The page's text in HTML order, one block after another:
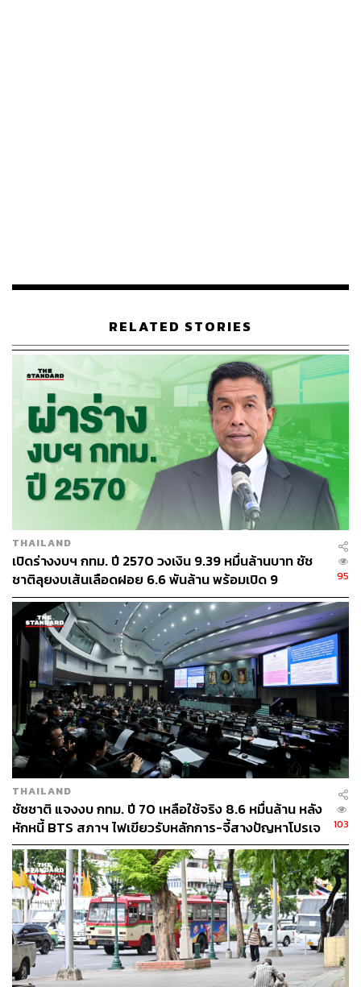
สาธารณูปโภค เช่น มีซอยตันจำนวนมาก มีสัดส่วนพื้นที่เดิน
ต่ำกว่ามาตรฐาน ขาดแคลนพื้นที่การเรียนรู้ สาธารณสุข
ขาดแคลน พื้นที่เปราะบางน้ำท่วมง่าย และมีคลองยาวหลาย
10 กิโลเมตรที่ไม่ถูกใช้ประโยชน์
เพื่อผลักดันให้พระโขนง-บางนากลายเป็นใจกลางเมือง
(Downtown) ทาง UddC ร่วมกับหน่วยงานรัฐ เอกชน และ
ชุมชนทั้ง 79 เขต ได้ลงพื้นที่ ศึกษา และพูดคุยก่อนจะกำหนด
เป็น 11 ทิศทางใหม่ในการพัฒนาพื้นที่ ได้แก่
แผนพัฒนาระดับย่านจากการมีส่วนร่วม
ย่านน่าอยู่ดึงดูดเศรษฐกิจใหม่
ย่านเดินได้เดินดี
พัฒนาพื้นที่สีเขียวขนาดเล็ก
ปรับปรุงอาคารเก่าเป็นพื้นที่เรียนรู้
พัฒนาที่ดินรอการพัฒนาสู่พื้นที่สร้างสรรค์
พัฒนาพื้นที่ริมคลอง
พัฒนาการสัญจรเชื่อม รถ/ราง/เรือ
พัฒนาพื้นที่ทดลองนวัตกรรม
พัฒนาโมเดล ‘จตุรภาคี’
ทดลองจัดทำงบประมาณแบบมีส่วนร่วม
ผศ.ดร.นิรมลยังได้กล่าวเสริมถึงทิศทางใหม่ในการกระจาย
เศรษฐกิจระดับย่านสู่รายย่อย และเน้นย้ำถึงการมีส่วนรวม
ของจตุรภาคี หรือ PPPPs ได้แก่ ภาครัฐส่วนกลาง ภาครัฐ
ท้องถิ่น ภาคเอกชน และภาคประชาชน เพื่อก้าวข้ามการ
ทำงานแบบแยกส่วน
ทางด้านยศพลจาก we!park ได้นำเสนอแนวทางการพัฒนา
พื้นที่สีเขียวใน กทม. ด้วยการผลักดันพื้นที่สีเขียวขนาดเล็ก
ตามพื้นที่รกร้าง ซึ่งต้องผสมผสานความช่วยเหลือทั้งจากภาค
รัฐ ภาคเอกชน และประชาชนในการวางแผน ก่อสร้าง และ
ดูแลรักษา ซึ่งไม่เพียงแต่เป็นการเพิ่มพื้นที่สีเขียวให้เมือง แต่
ยังเป็นการสร้างอาชีพให้คนในพื้นที่อย่างการว่าจ้างคนดูแล
สวนหรือรุกขกร โดยยศพลได้ยกตัวอย่างพื้นที่สีเขียวขนาด
RELATED STORIES
THAILAND
เปิดร่างงบฯ กทม. ปี 2570 วงเงิน 9.39 หมื่นล้านบาท ชัช
ชาติลุยงบเส้นเลือดฝอย 6.6 พันล้าน พร้อมเปิด 9
ยุทธศาสตร์พัฒนาเมือง
95
THAILAND
ชัชชาติ แจงงบ กทม. ปี 70 เหลือใช้จริง 8.6 หมื่นล้าน หลัง
หักหนี้ BTS สภาฯ ไฟเขียวรับหลักการ-จี้สางปัญหาโปรเจ
กต์ล่าช้า
103